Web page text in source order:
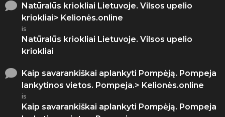
Natūralūs kriokliai Lietuvoje. Vilsos upelio
kriokliai> Kelionės.online
is
Natūralūs kriokliai Lietuvoje. Vilsos upelio
kriokliai
Kaip savarankiškai aplankyti Pompėją. Pompeja
lankytinos vietos. Pompeja.> Kelionės.online
is
Kaip savarankiškai aplankyti Pompėją. Pompeja